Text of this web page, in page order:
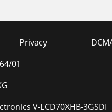
Privacy
01
V-LCD70XHB-3GSDI